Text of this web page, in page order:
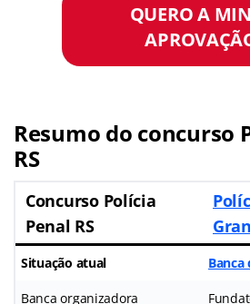
QUERO A
Resumo do concurso
RS
Concurso Polícia
Penal RS
Situação atual Banca
Banca organizadora